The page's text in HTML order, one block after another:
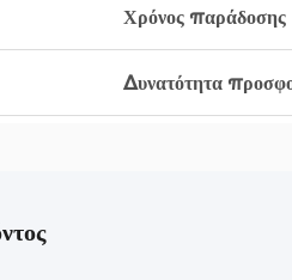
Χρόνος παράδοσης
Δυνατότητα